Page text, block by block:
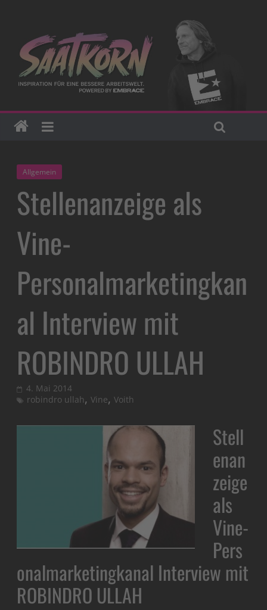
Allgemein
Stellenanzeige als
Vine-
Personalmarketingkan
al Interview mit
ROBINDRO ULLAH
4. Mai 2014
robindro ullah,Vine,Voith
Stell
enan
zeige
als
Vine-
Pers
onalmarketingkanal Interview mit
ROBINDRO ULLAH